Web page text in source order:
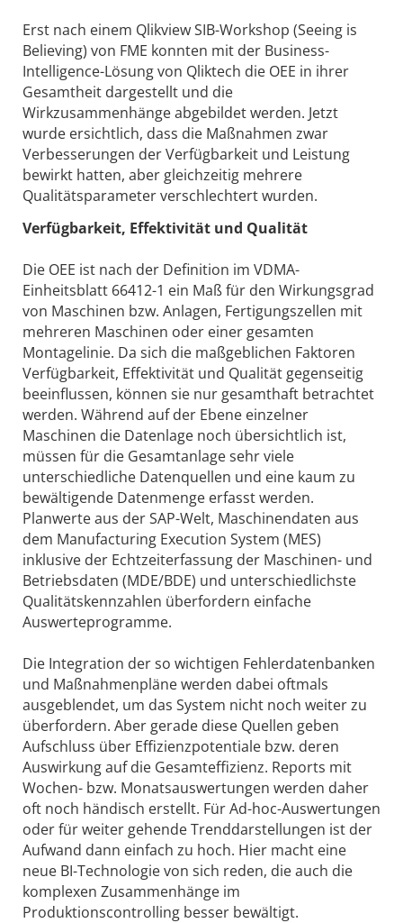
Erst nach einem Qlikview SIB-Workshop (Seeing is
Believing) von FME konnten mit der Business-
Intelligence-Lösung von Qliktech die OEE in ihrer
Gesamtheit dargestellt und die
Wirkzusammenhänge abgebildet werden. Jetzt
wurde ersichtlich, dass die Maßnahmen zwar
Verbesserungen der Verfügbarkeit und Leistung
bewirkt hatten, aber gleichzeitig mehrere
Qualitätsparameter verschlechtert wurden.
Verfügbarkeit, Effektivität und Qualität
Die OEE ist nach der Definition im VDMA-
Einheitsblatt 66412-1 ein Maß für den Wirkungsgrad
von Maschinen bzw. Anlagen, Fertigungszellen mit
mehreren Maschinen oder einer gesamten
Montagelinie. Da sich die maßgeblichen Faktoren
Verfügbarkeit, Effektivität und Qualität gegenseitig
beeinflussen, können sie nur gesamthaft betrachtet
werden. Während auf der Ebene einzelner
Maschinen die Datenlage noch übersichtlich ist,
müssen für die Gesamtanlage sehr viele
unterschiedliche Datenquellen und eine kaum zu
bewältigende Datenmenge erfasst werden.
Planwerte aus der SAP-Welt, Maschinendaten aus
dem Manufacturing Execution System (MES)
inklusive der Echtzeiterfassung der Maschinen- und
Betriebsdaten (MDE/BDE) und unterschiedlichste
Qualitätskennzahlen überfordern einfache
Auswerteprogramme.
Die Integration der so wichtigen Fehlerdatenbanken
und Maßnahmenpläne werden dabei oftmals
ausgeblendet, um das System nicht noch weiter zu
überfordern. Aber gerade diese Quellen geben
Aufschluss über Effizienzpotentiale bzw. deren
Auswirkung auf die Gesamteffizienz. Reports mit
Wochen- bzw. Monatsauswertungen werden daher
oft noch händisch erstellt. Für Ad-hoc-Auswertungen
oder für weiter gehende Trenddarstellungen ist der
Aufwand dann einfach zu hoch. Hier macht eine
neue BI-Technologie von sich reden, die auch die
komplexen Zusammenhänge im
Produktionscontrolling besser bewältigt.